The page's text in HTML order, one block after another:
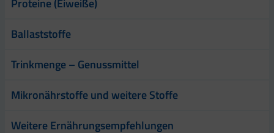
Proteine (Eiweiße)
Ballaststoffe
Trinkmenge – Genussmittel
Mikronährstoffe und weitere Stoffe
Weitere Ernährungsempfehlungen